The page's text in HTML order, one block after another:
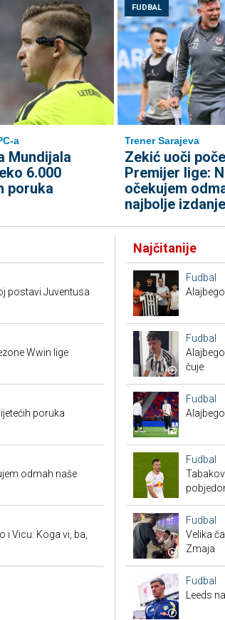
a
Mundijala
6.000
poruka
FUDBAL
Trener Sarajeva
Zekić uoči
Premijer lige:
očekujem
najbolje izdanje
postavi Juventusa
Wwin lige
poruka
odmah naše
i Vicu: Koga vi, ba,
Najčitanije
Fudbal
Fudbal
čuje
Fudbal
Fudbal
Fudbal
Velika
Zmaja
Fudbal
Leeds